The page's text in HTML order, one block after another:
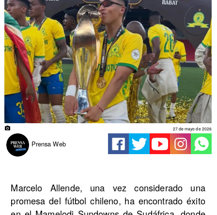
Prensa Web
27 de mayo de 2026
Marcelo Allende, una vez considerado una
promesa del fútbol chileno, ha encontrado éxito